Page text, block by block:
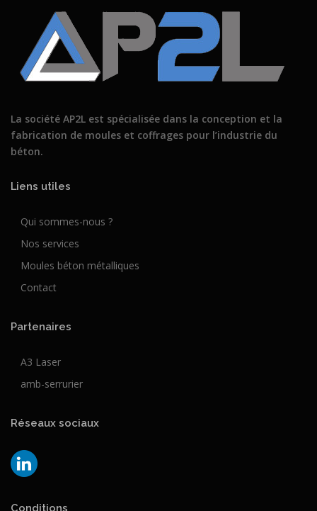
La société AP2L est spécialisée dans la conception et la
fabrication de moules et coffrages pour l’industrie du
béton.
Liens utiles
Qui sommes-nous ?
Nos services
Moules béton métalliques
Contact
Partenaires
A3 Laser
amb-serrurier
Réseaux sociaux
Conditions